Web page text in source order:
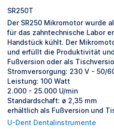
SR250T
Der SR250 Mikromotor wurde
für das zahntechnische Labor
Handstück kühlt. Der
und erfüllt die Produktivität
Fußversion oder als
Stromversorgung: 230 V - 50/
Leistung: 100 Watt
2.000 - 25.000 U/min
Standardschaft: ø 2,35 mm
erhältlich als Fußversion und
U-Dent Dentalinstrumente